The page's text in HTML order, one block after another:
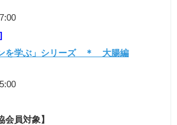
ンを学ぶ」シリーズ ＊ 大腸編
会員対象】